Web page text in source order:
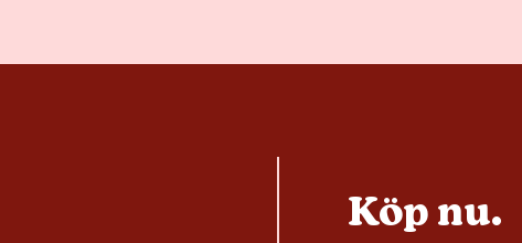
Köp nu.